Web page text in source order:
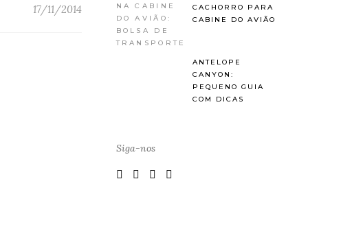
17/11/2014
CACHORRO PARA
CABINE DO AVIÃO
ANTELOPE
CANYON:
PEQUENO GUIA
COM DICAS
Siga-nos